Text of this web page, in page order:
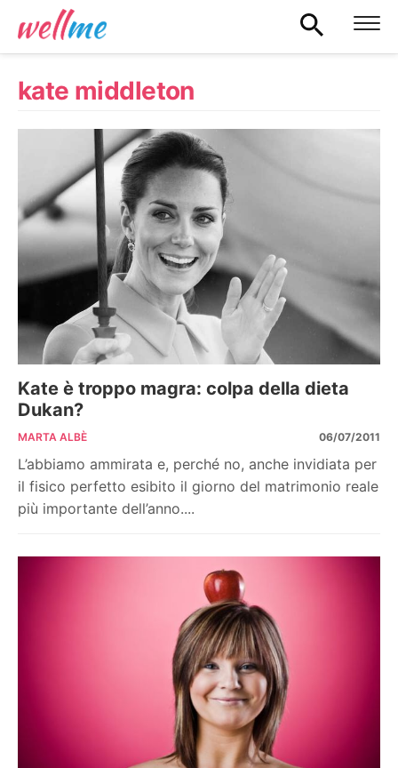
kate middleton
Kate è troppo magra: colpa della dieta
Dukan?
MARTA ALBÈ 06/07/2011
L’abbiamo ammirata e, perché no, anche invidiata per
il fisico perfetto esibito il giorno del matrimonio reale
più importante dell’anno....